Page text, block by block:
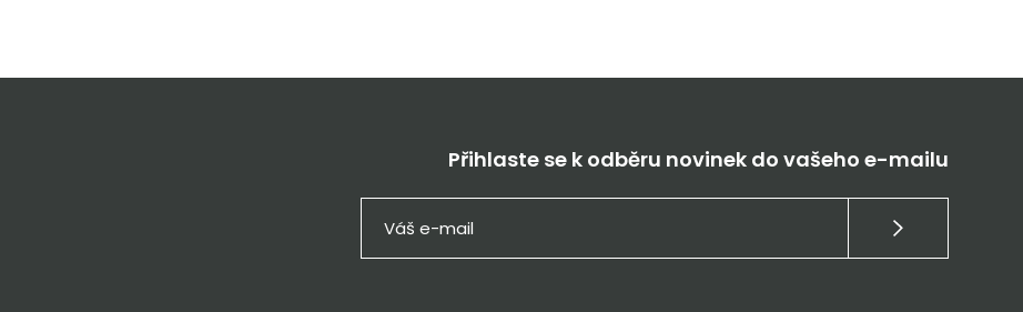
Přihlaste se k odběru novinek do vašeho e-mailu